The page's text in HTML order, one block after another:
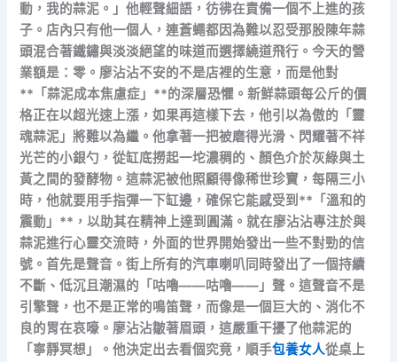
動，我的蒜泥。」他輕聲細語，彷彿在責備一個不上進的孩
子。店內只有他一個人，連蒼蠅都因為難以忍受那股陳年蒜
頭混合著鐵鏽與淡淡絕望的味道而選擇繞道飛行。今天的營
業額是：零。廖沾沾不安的不是店裡的生意，而是他對
**「蒜泥成本焦慮症」**的深層恐懼。新鮮蒜頭每公斤的價
格正在以超光速上漲，如果再這樣下去，他引以為傲的「靈
魂蒜泥」將難以為繼。他拿著一把被磨得光滑、閃耀著不祥
光芒的小銀勺，從缸底撈起一坨濃稠的、顏色介於灰綠與土
黃之間的發酵物。這蒜泥被他照顧得像稀世珍寶，每隔三小
時，他就要用手指彈一下缸邊，確保它能感受到**「溫和的
震動」**，以助其在精神上達到圓滿。就在廖沾沾專注於與
蒜泥進行心靈交流時，外面的世界開始發出一些不對勁的信
號。首先是聲音。街上所有的汽車喇叭同時發出了一個持續
不斷、低沉且潮濕的「咕嚕——咕嚕——」聲。這聲音不是
引擎聲，也不是正常的鳴笛聲，而像是一個巨大的、消化不
良的胃在哀嚎。廖沾沾皺著眉頭，這嚴重干擾了他蒜泥的
「寧靜冥想」。他決定出去看個究竟，順手包養女人從桌上